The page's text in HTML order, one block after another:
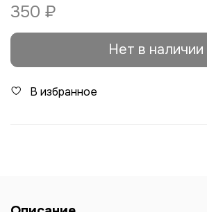
350 ₽
Нет в наличии
В избранное